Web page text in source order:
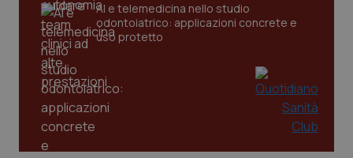
AI e telemedicina nello studio
odontoiatrico: applicazioni concrete e
uso protetto
CookieScriptConsent
CookieScript
www.quotidianosanita.it